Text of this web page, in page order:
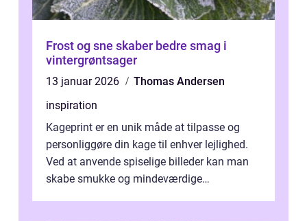
Frost og sne skaber bedre smag i
vintergrøntsager
13 januar 2026
Thomas Andersen
inspiration
Kageprint er en unik måde at tilpasse og
personliggøre din kage til enhver lejlighed.
Ved at anvende spiselige billeder kan man
skabe smukke og mindeværdige